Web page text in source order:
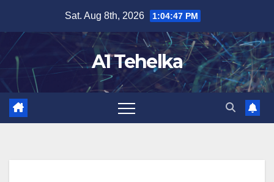
content
Sat. Aug 8th, 2026 1:04:47 PM
A1 Tehelka